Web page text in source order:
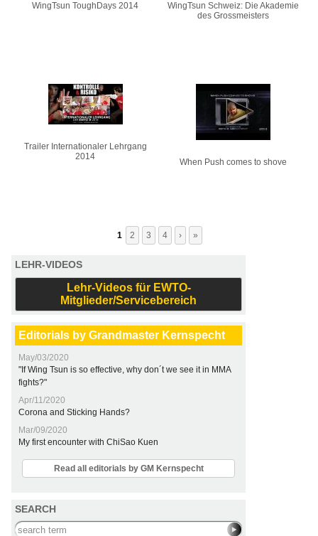
WingTsun ToughDays 2014
WingTsun Schweiz: Die Akademie
des Grossmeisters
Trailer Internationaler Lehrgang
2014
When Push comes to shove
1 2 3 4 › »
LEHR-VIDEOS
Lehr-Videos für EWTO-
Mitglieder/Servicebereich
Editorials by Grandmaster Kernspecht
May/03/2020
"If Wing Tsun is so effective, why don´t we see it in MMA
fights?"
Apr/11/2020
Corona and Sticking Hands?
Mar/09/2020
My first encounter with ChiSao Kuen
Read all editorials by GM Kernspecht
SEARCH
Search this site